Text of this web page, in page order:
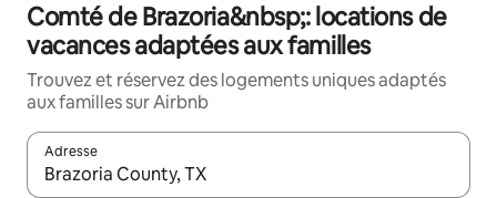
Comté de Brazoria&nbsp;: locations de
vacances adaptées aux familles
Trouvez et réservez des logements uniques adaptés
aux familles sur Airbnb
Adresse
Lorsque les résultats s'affichent, utilisez les flèches vers le